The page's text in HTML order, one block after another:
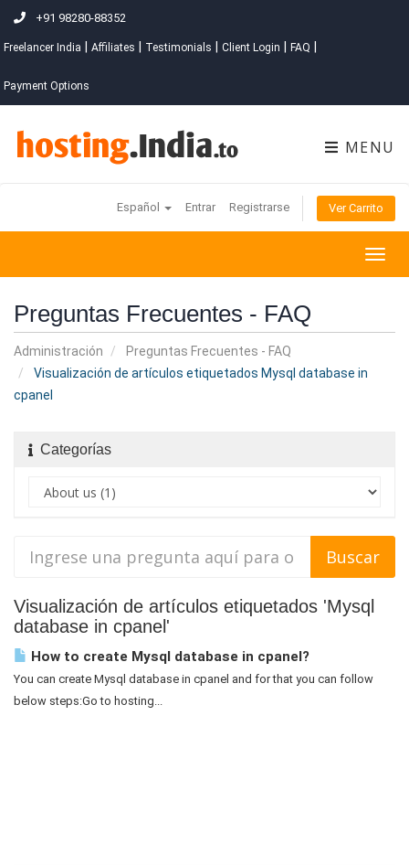
+91 98280-88352
Freelancer India Affiliates Testimonials Client Login FAQ
Payment Options
MENU
Español Entrar Registrarse Ver Carrito
Preguntas Frecuentes - FAQ
Administración
Preguntas Frecuentes - FAQ
Visualización de artículos etiquetados Mysql database in
cpanel
Categorías
Visualización de artículos etiquetados 'Mysql
database in cpanel'
How to create Mysql database in cpanel?
You can create Mysql database in cpanel and for that you can follow
below steps:Go to hosting...